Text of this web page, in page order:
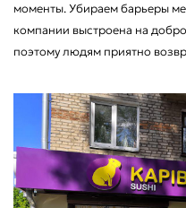
моменты. Убираем барьеры
компании выстроена на
поэтому людям приятно